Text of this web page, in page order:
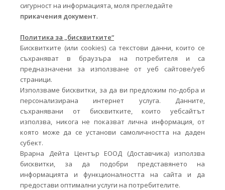
сигурност на информацията, моля прегледайте
прикачения документ.
Политика за „бисквитките“
Бисквитките (или cookies) са текстови данни, които се
съхраняват в браузъра на потребителя и са
предназначени за използване от уеб сайтове/уеб
страници.
Използваме бисквитки, за да ви предложим по-добра и
персонализирана интернет услуга. Данните,
съхранявани от бисквитките, които уебсайтът
използва, никога не показват лична информация, от
която може да се установи самоличността на даден
субект.
Врарна Дейта Център ЕООД (Доставчика) използва
бисквитки, за да подобри представянето на
информацията и функционалността на сайта и да
предостави оптимални услуги на потребителите.